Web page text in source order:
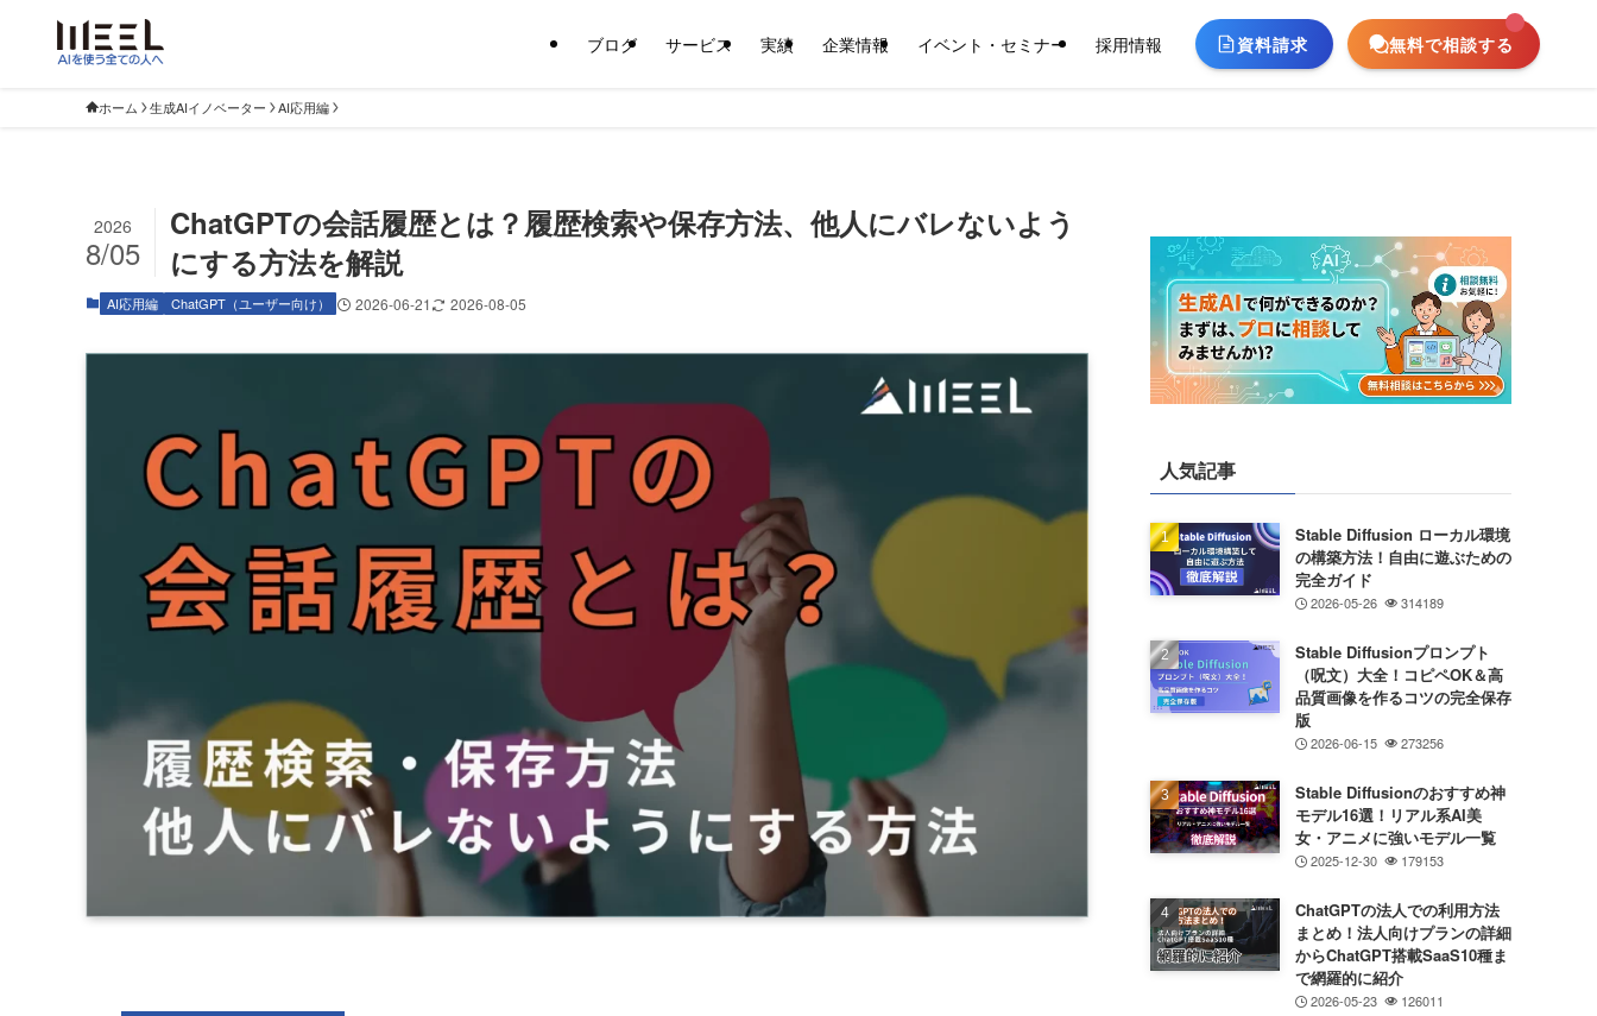
ブログ サービス 実績 企業情報 イベント・セミナー 採用情報 資料請求 無料で相談する
ホーム 生成AIイノベーター AI応用編
ChatGPTの会話履歴とは？履歴検索や保存方法、他人にバレないよう
にする方法を解説
2026
8/05
AI応用編 ChatGPT（ユーザー向け） 2026-06-21 2026-08-05
人気記事
Stable Diffusion ローカル環境
の構築方法！自由に遊ぶための
完全ガイド
2026-05-26 314189
Stable Diffusionプロンプト
（呪文）大全！コピペOK＆高
品質画像を作るコツの完全保存
版
2026-06-15 273256
Stable Diffusionのおすすめ神
モデル16選！リアル系AI美
女・アニメに強いモデル一覧
2025-12-30 179153
ChatGPTの法人での利用方法
まとめ！法人向けプランの詳細
からChatGPT搭載SaaS10種ま
で網羅的に紹介
2026-05-23 126011